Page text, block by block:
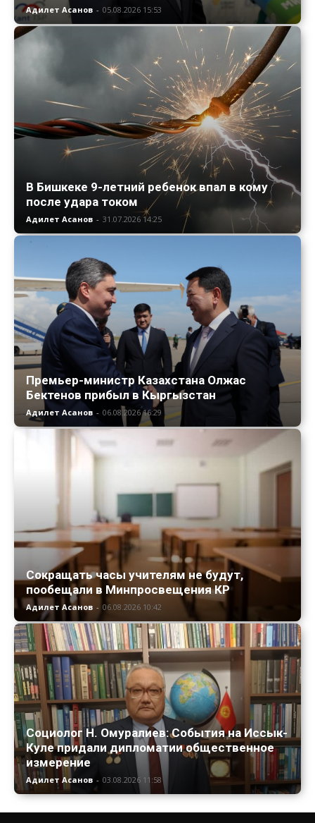
Адилет Асанов - 05.08.2026 15:53
В Бишкеке 9-летний ребенок впал в кому
после удара током
Адилет Асанов - 31.07.2026 14:25
Премьер-министр Казахстана Олжас
Бектенов прибыл в Кыргызстан
Адилет Асанов - 06.08.2026 16:29
Сокращать часы учителям не будут,
пообещали в Минпросвещения КР
Адилет Асанов - 06.08.2026 10:42
Социолог Н. Омуралиев: События на Иссык-
Куле придали дипломатии общественное
измерение
Адилет Асанов - 03.08.2026 11:58